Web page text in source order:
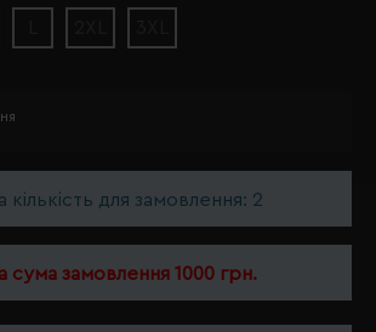
кількість для замовлення: 2
сума замовлення 1000 грн.